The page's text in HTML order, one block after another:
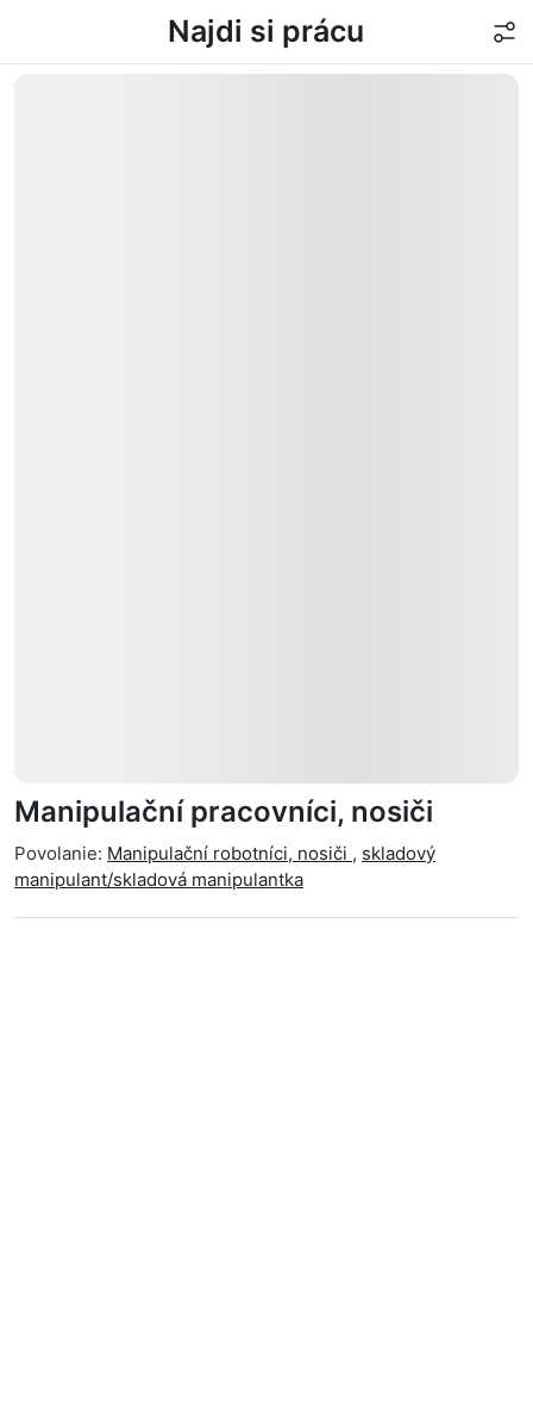
Najdi si prácu
Manipulační pracovníci, nosiči
Povolanie: Manipulační robotníci, nosiči , skladový
manipulant/skladová manipulantka